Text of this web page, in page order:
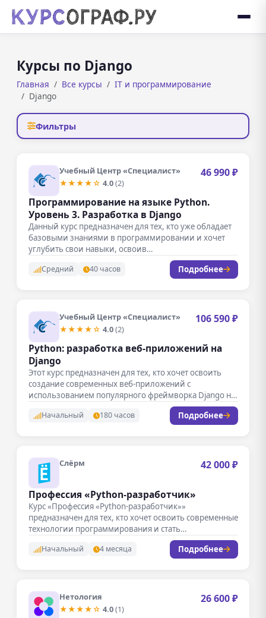
Курсы по Django
Главная Все курсы
IT и программирование
Django
Фильтры
Учебный Центр «Специалист»
★★★★☆ 4.0(2)
46 990 ₽
Программирование на языке Python.
Уровень 3. Разработка в Django
Данный курс предназначен для тех, кто уже обладает
базовыми знаниями в программировании и хочет
углубить свои навыки, освоив…
Средний 40 часов Подробнее
Учебный Центр «Специалист»
★★★★☆ 4.0(2)
106 590 ₽
Python: разработка веб-приложений на
Django
Этот курс предназначен для тех, кто хочет освоить
создание современных веб-приложений с
использованием популярного фреймворка Django на
Начальный 180 часов Подробнее
Слёрм 42 000 ₽
Профессия «Python-разработчик»
Курс «Профессия «Python-разработчик»»
предназначен для тех, кто хочет освоить современные
технологии программирования и стать
востребованным специалистом в области…
Начальный 4 месяца Подробнее
Нетология
★★★★☆ 4.0(1)
26 600 ₽